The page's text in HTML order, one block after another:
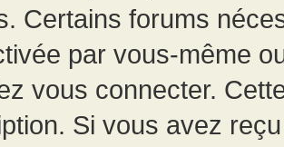
Certains forums
par vous-même
vous connecter.
Si vous avez